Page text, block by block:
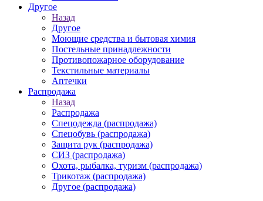
Другое
Назад
Другое
Моющие средства и бытовая химия
Постельные принадлежности
Противопожарное оборудование
Текстильные материалы
Аптечки
Распродажа
Назад
Распродажа
Спецодежда (распродажа)
Спецобувь (распродажа)
Защита рук (распродажа)
СИЗ (распродажа)
Охота, рыбалка, туризм (распродажа)
Трикотаж (распродажа)
Другое (распродажа)